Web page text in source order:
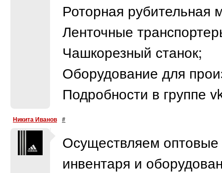
Роторная
Ленточные
Чашкорезный станок;
Оборудование для
Подробности в группе
Никита Иванов #
Осуществляем оптовые
инвентаря и